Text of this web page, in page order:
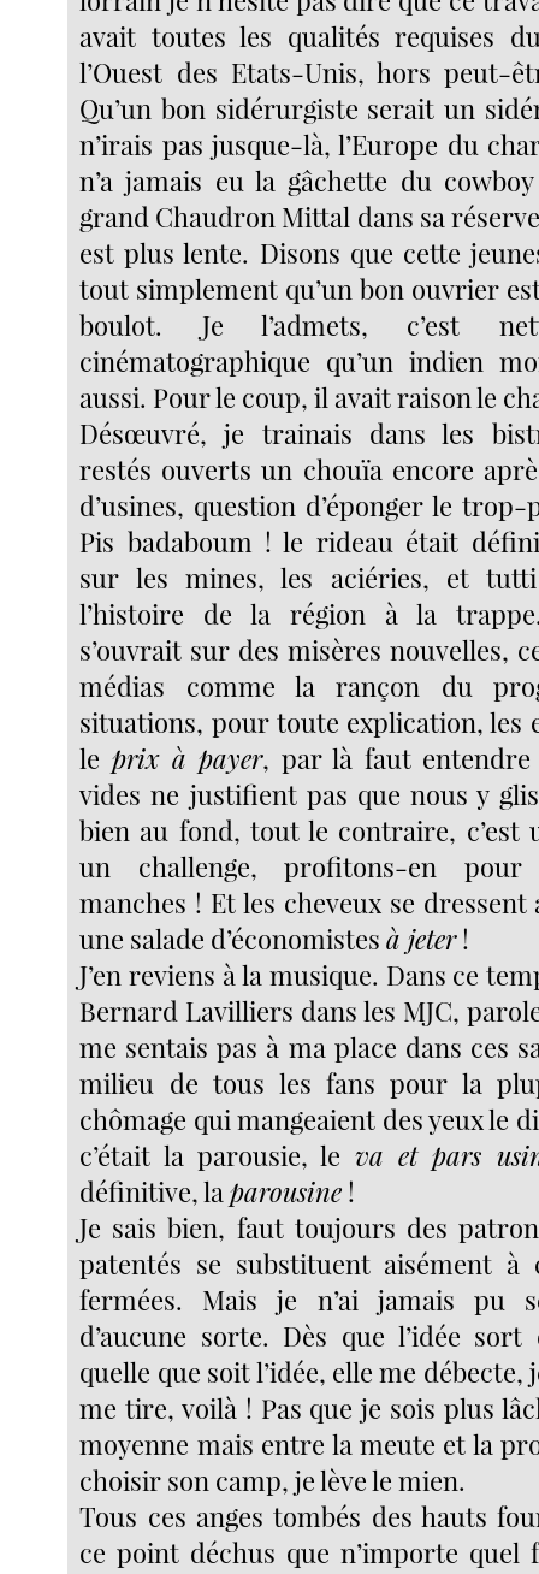
avait toutes les qualités requises
l’Ouest des Etats-Unis, hors peut-
Qu’un bon sidérurgiste serait un
n’irais pas jusque-là, l’Europe du
n’a jamais eu la gâchette du
grand Chaudron Mittal dans sa
est plus lente. Disons que cette
tout simplement qu’un bon ouvrier
boulot. Je l’admets, c’est
cinématographique qu’un indien
aussi. Pour le coup, il avait raison le
Désœuvré, je trainais dans les
restés ouverts un chouïa encore
d’usines, question d’éponger le
Pis badaboum ! le rideau était
sur les mines, les aciéries, et
l’histoire de la région à la
s’ouvrait sur des misères nouvelles,
médias comme la rançon du
situations, pour toute explication, les
le prix à payer, par là faut entendre
vides ne justifient pas que nous y
bien au fond, tout le contraire, c’est
un challenge, profitons-en pour
manches ! Et les cheveux se dressent
une salade d’économistesà jeter!
J’en reviens à la musique. Dans ce
Bernard Lavilliers dans les MJC,
me sentais pas à ma place dans ces
milieu de tous les fans pour la
chômage qui mangeaient des yeux le
c’était la parousie, le va et pars
définitive, laparousine !
Je sais bien, faut toujours des
patentés se substituent aisément à
fermées. Mais je n’ai jamais pu
d’aucune sorte. Dès que l’idée
quelle que soit l’idée, elle me débecte,
me tire, voilà ! Pas que je sois plus
moyenne mais entre la meute et la
choisir son camp, je lève le mien.
Tous ces anges tombés des hauts
ce point déchus que n’importe quel